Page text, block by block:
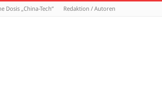
Dosis „China-Tech“ Redaktion / Autoren